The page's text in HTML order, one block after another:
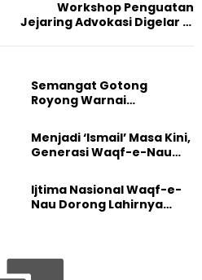
Workshop Penguatan
Jejaring Advokasi Digelar di
Jadi Model Advokasi
Semangat Gotong
Royong Warnai
Masjid di Jemaat
Ahmadiyah Sukapura
Menjadi ‘Ismail’ Masa Kini,
Generasi Waqf-e-Nau
Pengabdian
Ijtima Nasional Waqf-e-
Nau Dorong Lahirnya